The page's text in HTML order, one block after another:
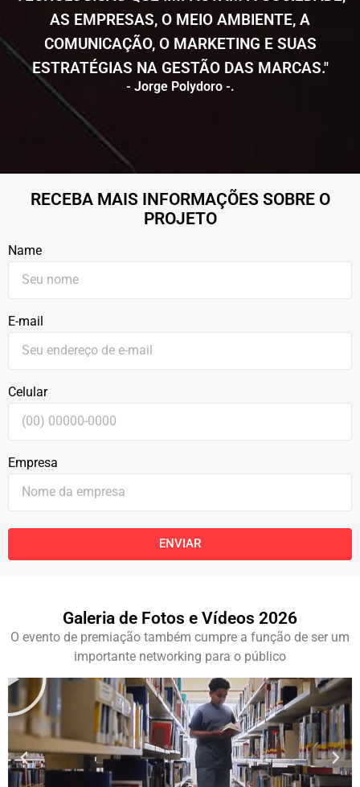
AS EMPRESAS, O MEIO AMBIENTE, A
COMUNICAÇÃO, O MARKETING E SUAS
ESTRATÉGIAS NA GESTÃO DAS MARCAS."
- Jorge Polydoro -.
RECEBA MAIS INFORMAÇÕES SOBRE O
PROJETO
Name
E-mail
Celular
Empresa
ENVIAR
Galeria de Fotos e Vídeos 2026
O evento de premiação também cumpre a função de ser um
importante networking para o público